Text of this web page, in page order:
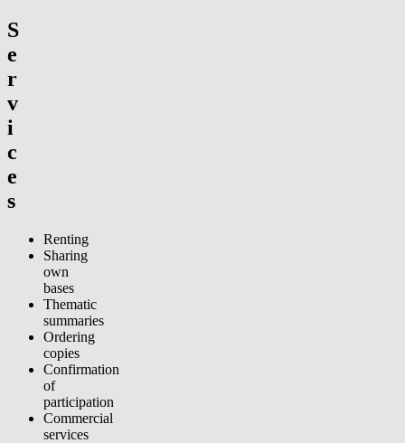
S
e
r
v
i
c
e
s
Renting
Sharing
own
bases
Thematic
summaries
Ordering
copies
Confirmation
of
participation
Commercial
services